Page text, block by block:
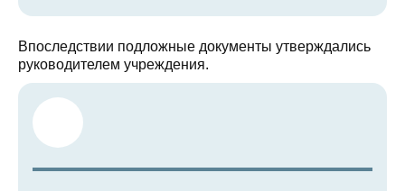
Впоследствии подложные документы утверждались
руководителем учреждения.